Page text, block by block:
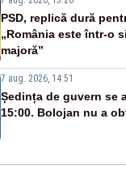
PSD, replică dură
„România este într-o
majoră”
7 aug. 2026, 14:51
Ședința de guvern se
15:00. Bolojan nu a